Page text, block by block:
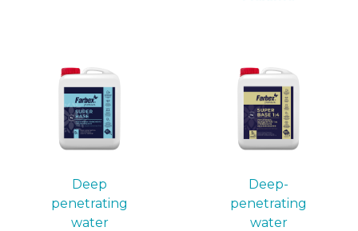
Deep
penetrating
water
Deep-
penetrating
water